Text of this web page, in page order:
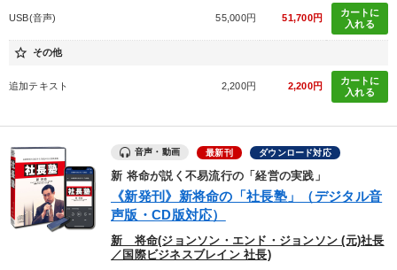
USB(音声) 55,000円 51,700円
カートに
入れる
star_border その他
追加テキスト 2,200円 2,200円
カートに
入れる
音声・動画 最新刊 ダウンロード対応
新 将命が説く不易流行の「経営の実践」
《新発刊》新将命の「社長塾」（デジタル音
声版・CD版対応）
新 将命(ジョンソン・エンド・ジョンソン (元)社長
／国際ビジネスブレイン 社長)